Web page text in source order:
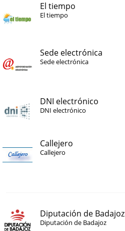
El tiempo
El tiempo
Sede electrónica
Sede electrónica
DNI electrónico
DNI electrónico
Callejero
Callejero
Diputación de Badajoz
Diputación de Badajoz